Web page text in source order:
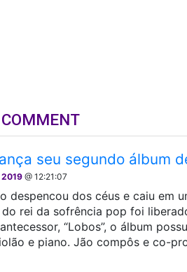
seu segundo álbum
2019@ 12:21:07
despencou dos céus e caiu em
rei da sofrência pop foi
“Lobos”, o álbum
e piano. Jão compôs e co-